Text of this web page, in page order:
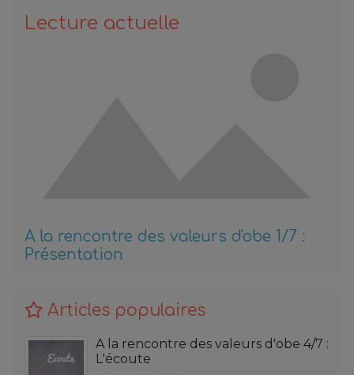
Lecture actuelle
A la rencontre des valeurs d'obe 1/7 :
Présentation
Articles populaires
A la rencontre des valeurs d'obe 4/7 :
L'écoute